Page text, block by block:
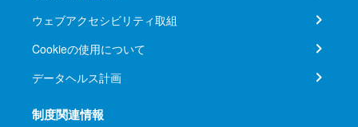
ウェブアクセシビリティ取組
Cookieの使用について
データヘルス計画
制度関連情報